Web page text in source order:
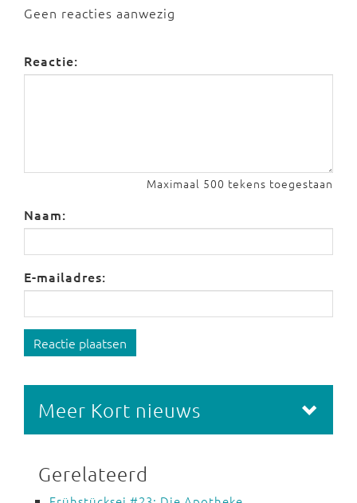
Geen reacties aanwezig
Reactie:
Maximaal 500 tekens toegestaan
Naam:
E-mailadres:
Reactie plaatsen
Meer Kort nieuws
Gerelateerd